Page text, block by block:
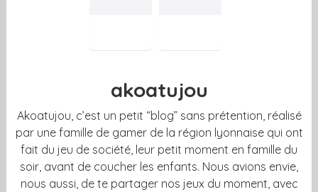
akoatujou
Akoatujou, c’est un petit “blog” sans prétention, réalisé
par une famille de gamer de la région lyonnaise qui ont
fait du jeu de société, leur petit moment en famille du
soir, avant de coucher les enfants. Nous avions envie,
nous aussi, de te partager nos jeux du moment, avec